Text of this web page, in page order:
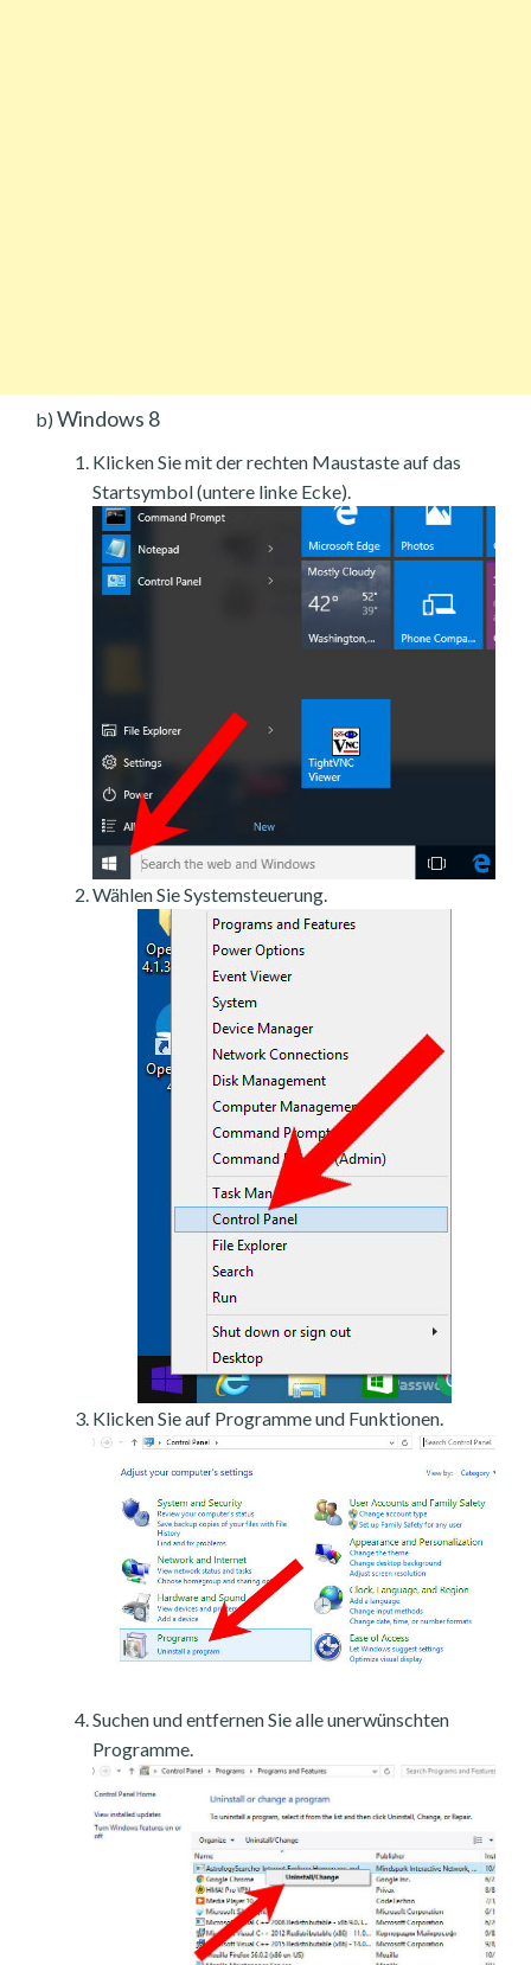
b) Windows 8
Klicken Sie mit der rechten Maustaste auf das
Startsymbol (untere linke Ecke).
Wählen Sie Systemsteuerung.
Klicken Sie auf Programme und Funktionen.
Suchen und entfernen Sie alle unerwünschten
Programme.